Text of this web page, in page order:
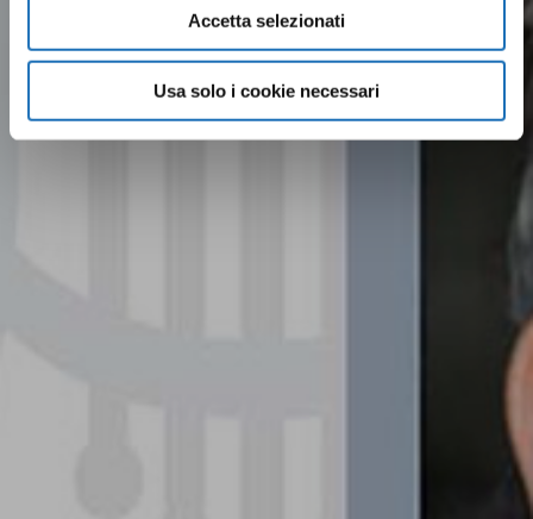
Accetta selezionati
Usa solo i cookie necessari